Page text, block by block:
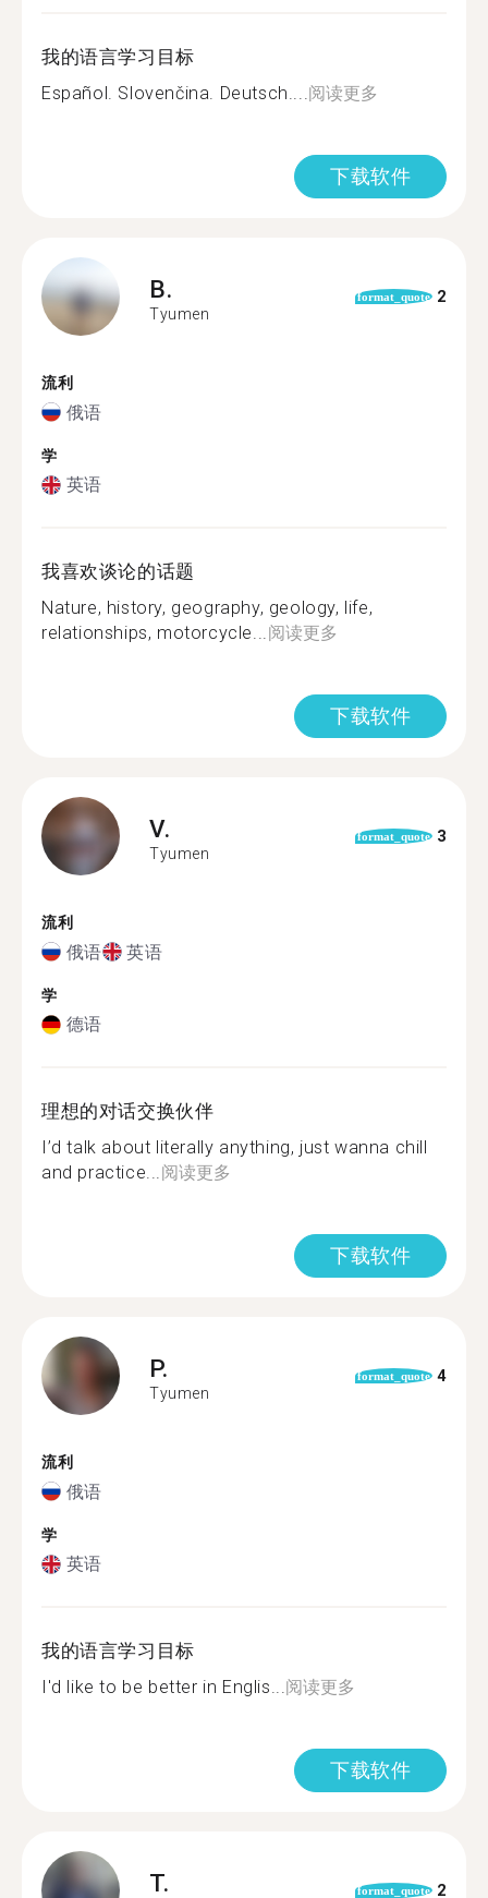
我的语言学习目标
Español. Slovenčina. Deutsch....阅读更多
下载软件
B.
Tyumen
format_quote 2
流利
俄语
学
英语
我喜欢谈论的话题
Nature, history, geography, geology, life,
relationships, motorcycle...阅读更多
下载软件
V.
Tyumen
format_quote 3
流利
俄语 英语
学
德语
理想的对话交换伙伴
I’d talk about literally anything, just wanna chill
and practice...阅读更多
下载软件
P.
Tyumen
format_quote 4
流利
俄语
学
英语
我的语言学习目标
I'd like to be better in Englis...阅读更多
下载软件
T. format_quote 2